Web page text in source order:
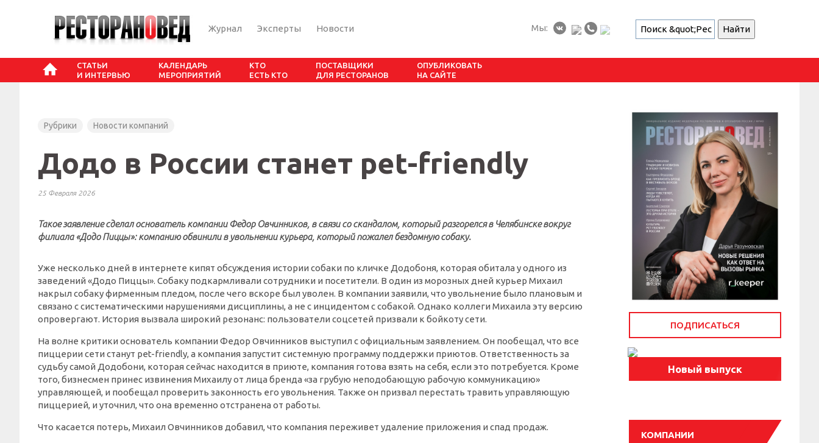
Журнал Эксперты Новости Мы:
СТАТЬИ
И ИНТЕРВЬЮ
КАЛЕНДАРЬ
МЕРОПРИЯТИЙ
КТО
ЕСТЬ КТО
ПОСТАВЩИКИ
ДЛЯ РЕСТОРАНОВ
ОПУБЛИКОВАТЬ
НА САЙТЕ
Рубрики Новости компаний
Додо в России станет pet-friendly
25 Февраля 2026
Такое заявление сделал основатель компании Федор Овчинников, в связи со скандалом, который разгорелся в Челябинске вокруг
филиала «Додо Пиццы»: компанию обвинили в увольнении курьера, который пожалел бездомную собаку.
Уже несколько дней в интернете кипят обсуждения истории собаки по кличке Додобоня, которая обитала у одного из
заведений «Додо Пиццы». Собаку подкармливали сотрудники и посетители. В один из морозных дней курьер Михаил
накрыл собаку фирменным пледом, после чего вскоре был уволен. В компании заявили, что увольнение было плановым и
связано с систематическими нарушениями дисциплины, а не с инцидентом с собакой. Однако коллеги Михаила эту версию
опровергают. История вызвала широкий резонанс: пользователи соцсетей призвали к бойкоту сети.
На волне критики основатель компании Федор Овчинников выступил с официальным заявлением. Он пообещал, что все
пиццерии сети станут pet-friendly, а компания запустит системную программу поддержки приютов. Ответственность за
судьбу самой Додобони, которая сейчас находится в приюте, компания готова взять на себя, если это потребуется. Кроме
того, бизнесмен принес извинения Михаилу от лица бренда «за грубую неподобающую рабочую коммуникацию»
управляющей, и пообещал проверить законность его увольнения. Также он призвал перестать травить управляющую
пиццерией, и уточнил, что она временно отстранена от работы.
Что касается потерь, Михаил Овчинников добавил, что компания переживет удаление приложения и спад продаж.
ПОДПИСАТЬСЯ
Новый выпуск
КОМПАНИИ